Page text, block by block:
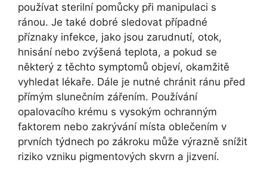
používat sterilní pomůcky při manipulaci s
ránou. Je také dobré sledovat případné
příznaky infekce, jako jsou zarudnutí, otok,
hnisání nebo zvýšená teplota, a pokud se
některý z těchto symptomů objeví, okamžitě
vyhledat lékaře. Dále je nutné chránit ránu před
přímým slunečním zářením. Používání
opalovacího krému s vysokým ochranným
faktorem nebo zakrývání místa oblečením v
prvních týdnech po zákroku může výrazně snížit
riziko vzniku pigmentových skvrn a jizvení.